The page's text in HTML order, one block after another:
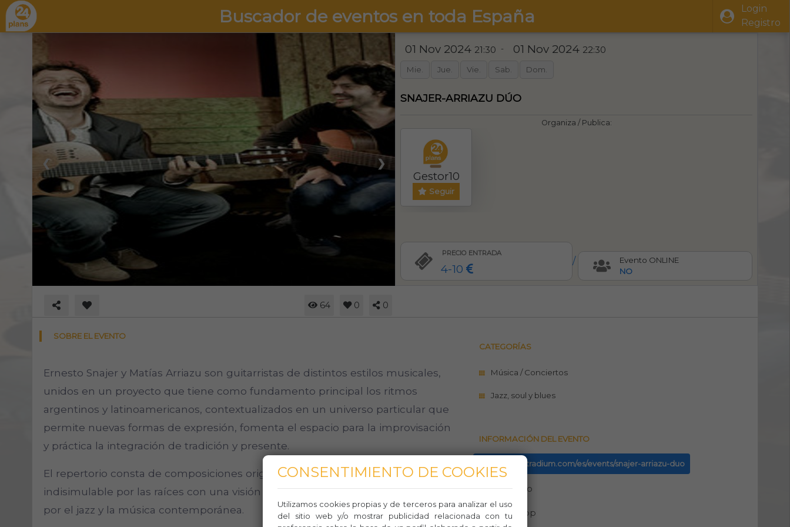
Buscador de eventos en toda España
Login
Registro
❮ ❯
01 Nov 2024 21:30 - 01 Nov 2024 22:30
Mie. Jue. Vie. Sab. Dom.
SNAJER-ARRIAZU DÚO
Organiza / Publica:
Gestor10
Seguir
PRECIO ENTRADA
4-10
/
Evento ONLINE
NO
64 0 0
SOBRE EL EVENTO
Ernesto Snajer y Matías Arriazu son guitarristas de distintos estilos musicales,
unidos en un proyecto que tiene como fundamento principal los ritmos
argentinos y latinoamericanos, contextualizados en un universo particular que
permite nuevas formas de expresión, fomenta el espacio para la improvisación
y práctica la integración de tradición y presente.
El repertorio consta de composiciones originales, que fusionan el amor
indisimulable por las raíces con una visión personal naturalmente atravesada
por el jazz y la música contemporánea.
CATEGORÍAS
Música / Conciertos
Jazz, soul y blues
INFORMACIÓN DEL EVENTO
https://entradium.com/es/events/snajer-arriazu-duo
Teléfono
Whasapp
CONSENTIMIENTO DE COOKIES
Utilizamos cookies propias y de terceros para analizar el uso
del sitio web y/o mostrar publicidad relacionada con tu